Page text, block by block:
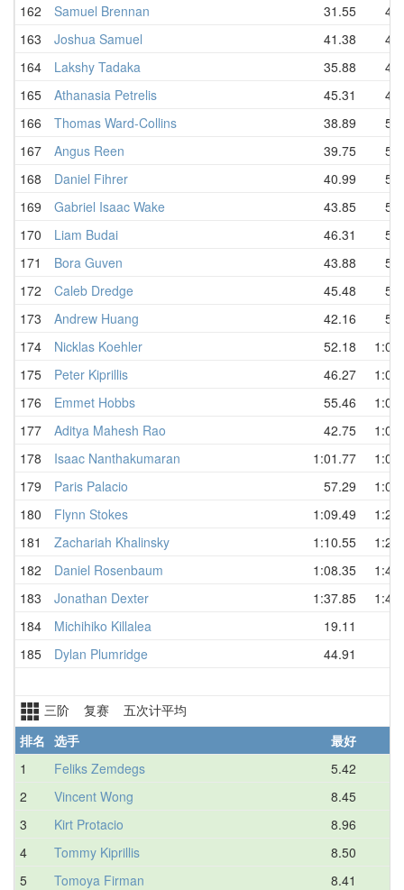
162
Samuel Brennan 31.55
163
Joshua Samuel 41.38
164
Lakshy Tadaka 35.88
165
Athanasia Petrelis 45.31
166
Thomas Ward-Collins 38.89
167
Angus Reen 39.75
168
Daniel Fihrer 40.99
169
Gabriel Isaac Wake 43.85
170
Liam Budai 46.31
171
Bora Guven 43.88
172
Caleb Dredge 45.48
173
Andrew Huang 42.16
174
Nicklas Koehler 52.18
175
Peter Kiprillis 46.27
176
Emmet Hobbs 55.46
177
Aditya Mahesh Rao 42.75
178
Isaac Nanthakumaran 1:01.77
179
Paris Palacio 57.29
180
Flynn Stokes 1:09.49
181
Zachariah Khalinsky 1:10.55
182
Daniel Rosenbaum 1:08.35
183
Jonathan Dexter 1:37.85
184
Michihiko Killalea 19.11
185
Dylan Plumridge 44.91
三阶 复赛 五次计平均
排名 选手 最好
1
Feliks Zemdegs 5.42
2
Vincent Wong 8.45
3
Kirt Protacio 8.96
4
Tommy Kiprillis 8.50
5
Tomoya Firman 8.41